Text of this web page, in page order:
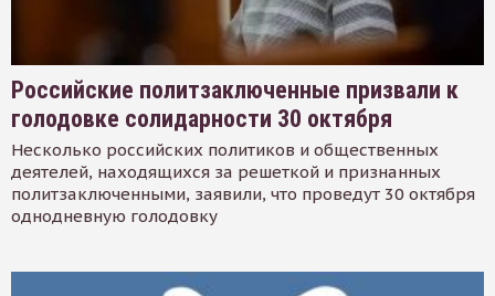
Российские политзаключенные призвали к
голодовке солидарности 30 октября
Несколько российских политиков и общественных
деятелей, находящихся за решеткой и признанных
политзаключенными, заявили, что проведут 30 октября
однодневную голодовку